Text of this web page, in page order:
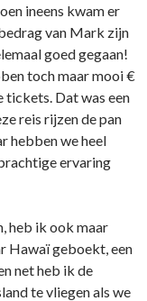
ineens kwam er
van Mark zijn
goed gegaan!
toch maar mooi €
tickets. Dat was een
reis rijzen de pan
hebben we heel
ervaring
heb ik ook maar
Hawaï geboekt, een
net heb ik de
te vliegen als we